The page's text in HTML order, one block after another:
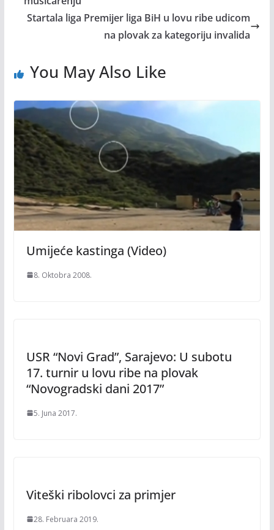
Startala liga Premijer liga BiH u lovu ribe udicom
na plovak za kategoriju invalida
You May Also Like
Umijeće kastinga (Video)
8. Oktobra 2008.
USR “Novi Grad”, Sarajevo: U subotu
17. turnir u lovu ribe na plovak
“Novogradski dani 2017”
5. Juna 2017.
Viteški ribolovci za primjer
28. Februara 2019.